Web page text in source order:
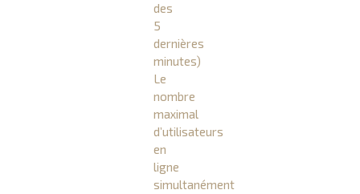
des
5
dernières
minutes)
Le
nombre
maximal
d’utilisateurs
en
ligne
simultanément